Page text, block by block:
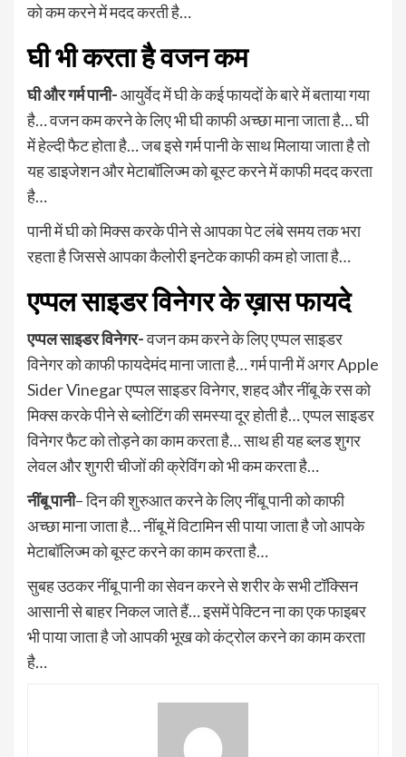
को कम करने में मदद करती है…
घी भी करता है वजन कम
घी और गर्म पानी-आयुर्वेद में घी के कई फायदों के बारे में बताया गया
है… वजन कम करने के लिए भी घी काफी अच्छा माना जाता है… घी
में हेल्दी फैट होता है… जब इसे गर्म पानी के साथ मिलाया जाता है तो
यह डाइजेशन और मेटाबॉलिज्म को बूस्ट करने में काफी मदद करता
है…
पानी में घी को मिक्स करके पीने से आपका पेट लंबे समय तक भरा
रहता है जिससे आपका कैलोरी इनटेक काफी कम हो जाता है…
एप्पल साइडर विनेगर के ख़ास फायदे
एप्पल साइडर विनेगर-वजन कम करने के लिए एप्पल साइडर
विनेगर को काफी फायदेमंद माना जाता है… गर्म पानी में अगर Apple
Sider Vinegar एप्पल साइडर विनेगर, शहद और नींबू के रस को
मिक्स करके पीने से ब्लोटिंग की समस्या दूर होती है… एप्पल साइडर
विनेगर फैट को तोड़ने का काम करता है… साथ ही यह ब्लड शुगर
लेवल और शुगरी चीजों की क्रेविंग को भी कम करता है…
नींबू पानी– दिन की शुरुआत करने के लिए नींबू पानी को काफी
अच्छा माना जाता है… नींबू में विटामिन सी पाया जाता है जो आपके
मेटाबॉलिज्म को बूस्ट करने का काम करता है…
सुबह उठकर नींबू पानी का सेवन करने से शरीर के सभी टॉक्सिन
आसानी से बाहर निकल जाते हैं… इसमें पेक्टिन ना का एक फाइबर
भी पाया जाता है जो आपकी भूख को कंट्रोल करने का काम करता
है…